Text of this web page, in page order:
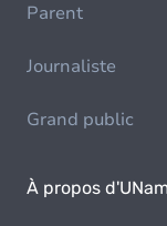
Parent
Journaliste
Grand public
À propos